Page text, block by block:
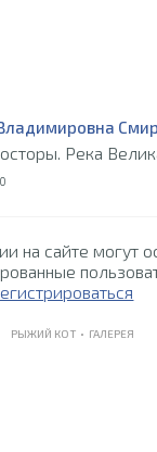
Река
на сайте могут
РЫЖИЙ КОТ • ГАЛЕРЕЯ